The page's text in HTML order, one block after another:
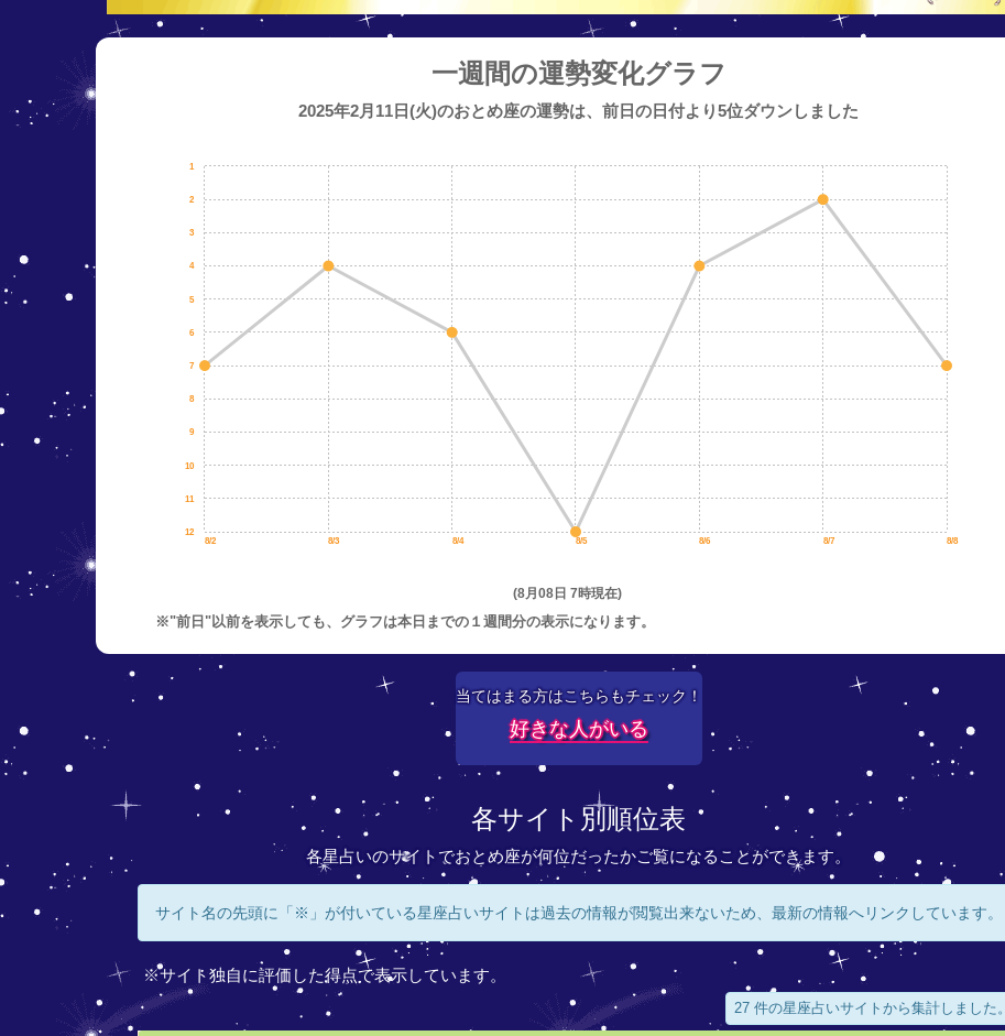
一週間の運勢変化グラフ
2025年2月11日(火)のおとめ座の運勢は、前日の日付より5位ダウンしました
8/2 8/3 8/4 8/5 8/6 8/7 8/8
12
11
10
9
8
7
6
5
4
3
2
1
(8月08日 7時現在)
※"前日"以前を表示しても、グラフは本日までの１週間分の表示になります。
当てはまる方はこちらもチェック！
好きな人がいる
各サイト別順位表
各星占いのサイトでおとめ座が何位だったかご覧になることができます。
サイト名の先頭に「※」が付いている星座占いサイトは過去の情報が閲覧出来ないため、最新の情報へリンクしています。
※サイト独自に評価した得点で表示しています。
27 件の星座占いサイトから集計しました。